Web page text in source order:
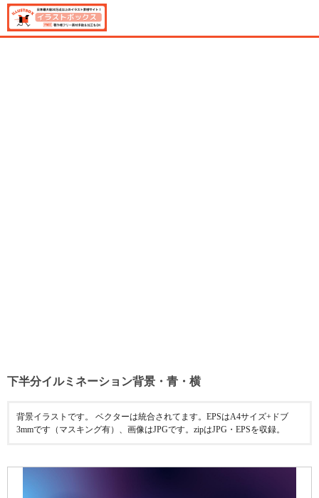
下半分イルミネーション背景・青・横
背景イラストです。 ベクターは統合されてます。EPSはA4サイズ+ドブ
3mmです（マスキング有）、画像はJPGです。zipはJPG・EPSを収録。